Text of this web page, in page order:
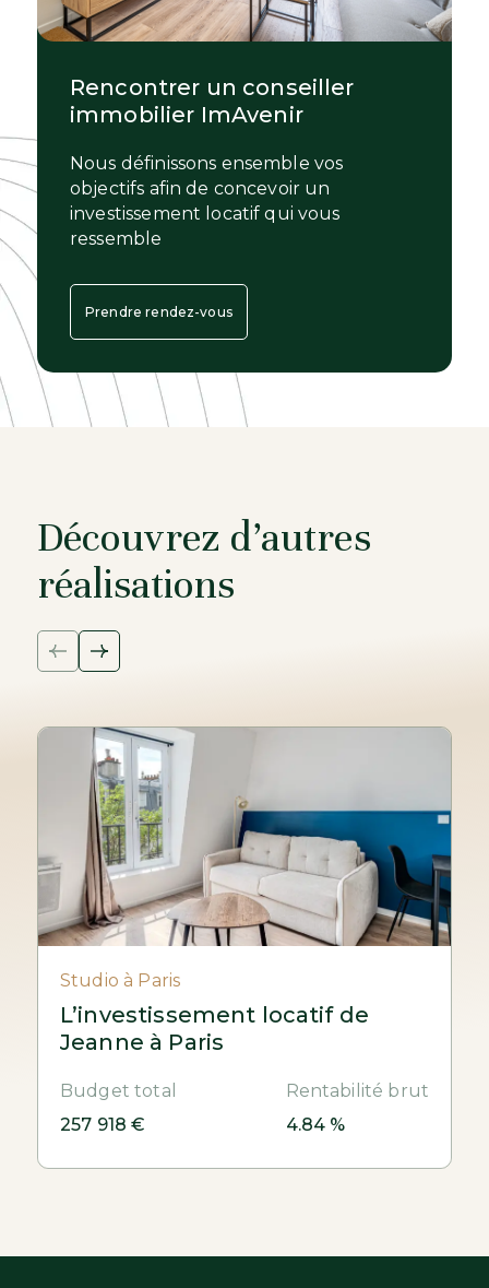
Rencontrer un conseiller
immobilier ImAvenir
Nous définissons ensemble vos
objectifs afin de concevoir un
investissement locatif qui vous
ressemble
Prendre rendez-vous
Découvrez d’autres
réalisations
Studio à Paris
L’investissement locatif de
Jeanne à Paris
Budget total
257 918 €
Rentabilité brut
4.84 %